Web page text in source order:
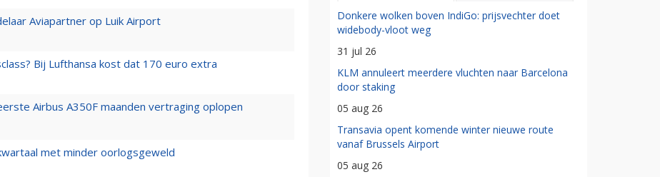
Aviapartner op Luik Airport
Bij Lufthansa kost dat 170 euro extra
Airbus A350F maanden vertraging oplopen
met minder oorlogsgeweld
Donkere wolken boven IndiGo: prijsvechter doet
widebody-vloot weg
31 jul 26
KLM annuleert meerdere vluchten naar Barcelona
door staking
05 aug 26
Transavia opent komende winter nieuwe route
vanaf Brussels Airport
05 aug 26